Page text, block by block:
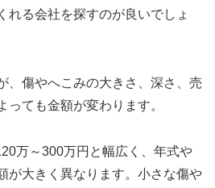
れる会社を探すのが良いでしょ
、傷やへこみの大きさ、深さ、売
っても金額が変わります。
万～300万円と幅広く、年式や
が大きく異なります。小さな傷や